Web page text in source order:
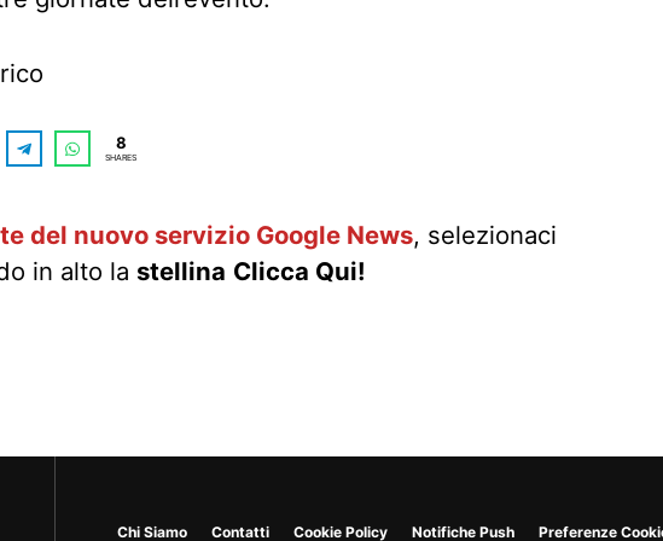
8
SHARES
del nuovo servizio Google News, selezionaci
in alto la stellina Clicca Qui!
Chi Siamo Contatti Cookie Policy Notifiche Push Preferenze